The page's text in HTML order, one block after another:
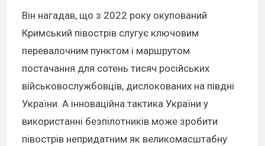
Він нагадав, що з 2022 року окупований
Кримський півострів слугує ключовим
перевалочним пунктом і маршрутом
постачання для сотень тисяч російських
військовослужбовців, дислокованих на півдні
України. А інноваційна тактика України у
використанні безпілотників може зробити
півострів непридатним як великомасштабну